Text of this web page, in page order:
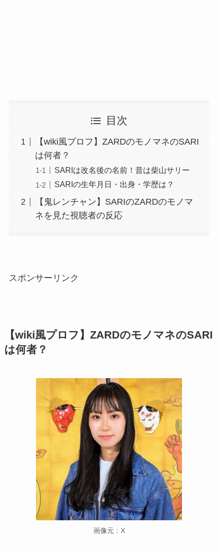
目次
【wiki風プロフ】ZARDのモノマネのSARI
は何者？
SARIは改名後の名前！昔は柴山サリー
SARIの生年月日・出身・学歴は？
【鬼レンチャン】SARIのZARDのモノマ
ネを見た視聴者の反応
スポンサーリンク
【wiki風プロフ】ZARDのモノマネのSARI
は何者？
画像元：X